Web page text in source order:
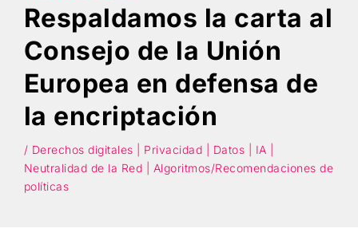
Respaldamos la carta al
Consejo de la Unión
Europea en defensa de
la encriptación
/ Derechos digitales | Privacidad | Datos | IA |
Neutralidad de la Red | Algoritmos/Recomendaciones de
políticas